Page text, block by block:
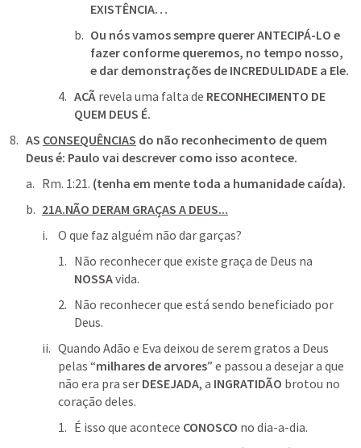
EXISTÊNCIA…
Ou nós vamos sempre querer ANTECIPÁ-LO e
fazer conforme queremos, no tempo nosso,
e dar demonstrações de INCREDULIDADE a Ele.
ACÃ revela uma falta de RECONHECIMENTO DE
QUEM DEUS É.
AS CONSEQUÊNCIAS do não reconhecimento de quem
Deus é: Paulo vai descrever como isso acontece.
Rm. 1:21. (tenha em mente toda a humanidade caída).
21A.NÃO DERAM GRAÇAS A DEUS...
O que faz alguém não dar garças?
NOSSA vida.
Não reconhecer que está sendo beneficiado por
Deus.
Quando Adão e Eva deixou de serem gratos a Deus
pelas “milhares de arvores” e passou a desejar a que
não era pra ser DESEJADA, a INGRATIDÃO brotou no
coração deles.
É isso que acontece CONOSCO no dia-a-dia.